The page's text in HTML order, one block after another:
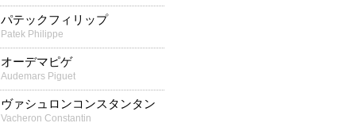
パテックフィリップ
Patek Philippe
オーデマピゲ
Audemars Piguet
ヴァシュロンコンスタンタン
Vacheron Constantin